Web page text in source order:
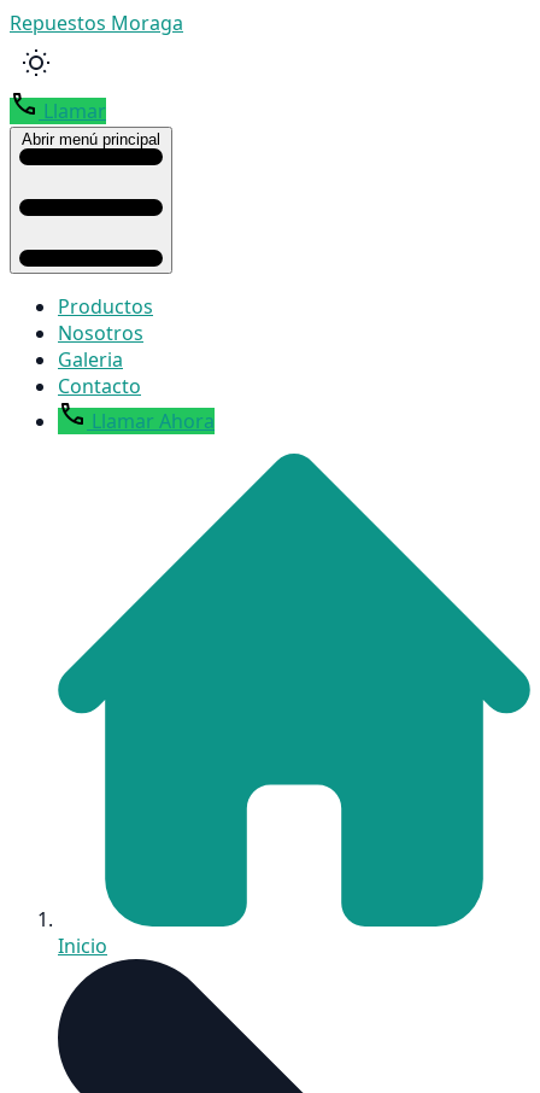
Repuestos Moraga
Llamar
Abrir menú principal
Productos
Nosotros
Galeria
Contacto
Llamar Ahora
Inicio